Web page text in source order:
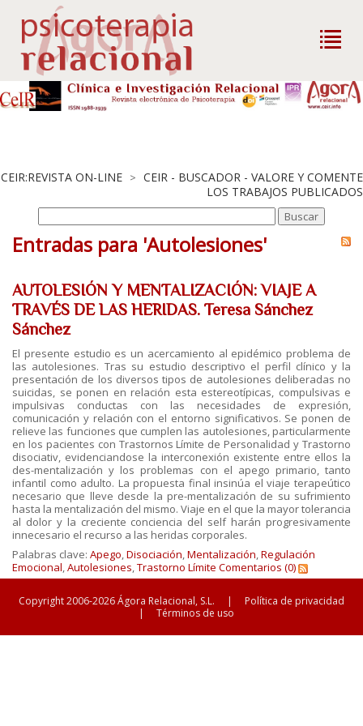
CEIR:REVISTA ON-LINE > CEIR - BUSCADOR - VALORE Y COMENTE
LOS TRABAJOS PUBLICADOS
Entradas para 'Autolesiones'
AUTOLESIÓN Y MENTALIZACIÓN: VIAJE A
TRAVÉS DE LAS HERIDAS. Teresa Sánchez
Sánchez
El presente estudio es un acercamiento al epidémico problema de
las autolesiones. Tras su estudio descriptivo el perfil clínico y la
presentación de los diversos tipos de autolesiones deliberadas no
suicidas, se ponen en relación esta estereotípicas, compulsivas e
impulsivas conductas con las necesidades de expresión,
comunicación y relación con el entorno significativos. Se ponen de
relieve las funciones que cumplen las autolesiones, particularmente
en los pacientes con Trastornos Límite de Personalidad y Trastorno
disociativ, evidenciandose la interconexión existente entre ellos la
des-mentalización y los problemas con el apego primario, tanto
infantil como adulto. La propuesta final insinúa el viaje terapeútico
necesario que lleve desde la pre-mentalización de su sufrimiento
hasta la mentalización del mismo. Viaje en el que la mayor tolerancia
al dolor y la creciente conciencia del self harán progresivamente
innecesario el recurso a las heridas corporales.
Palabras clave: Apego,Disociación,Mentalización,Regulación
Emocional,Autolesiones,Trastorno Límite Comentarios (0)
Copyright 2006-2026 Ágora Relacional, S.L. |
Política de privacidad
|
Términos de uso